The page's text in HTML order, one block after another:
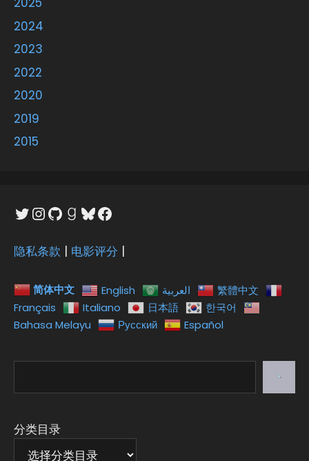
2024
2023
2022
2020
2019
2015
Twitter
Instagram
GitHub
Goodreads
Bluesky
Facebook
隐私条款 | 电影评分 |
简体中文 English العربية
繁體中文
Français
Italiano 日本語
한국어
Bahasa Melayu
Русский Español
分类目录